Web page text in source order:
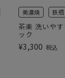
茶楽 洗いや
ック
美濃焼 鉄
¥3,300 税込